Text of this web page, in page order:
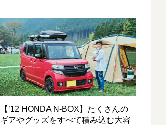
【’12 HONDA N-BOX】たくさんの
ギアやグッズをすべて積み込む大容